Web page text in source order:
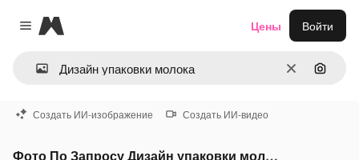
Close menu
Magnific
ОчиститьПоиск
Цены Войти
Создать ИИ-изображение Создать ИИ-видео
Фото По Запросу Дизайн упаковки молока